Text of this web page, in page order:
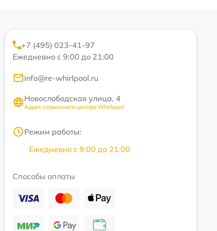
+7 (495) 023-41-97
Ежедневно с 9:00 до 21:00
info@re-whirlpool.ru
Новослободская улица, 4
Адрес сервисного центра Whirlpool
Режим работы:
Ежедневно с 9:00 до 21:00
Способы оплаты